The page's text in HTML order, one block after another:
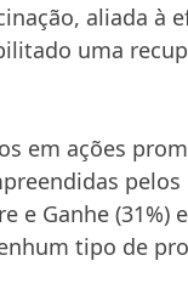
aliada à
uma
em ações
e Ganhe (31%)
tipo de